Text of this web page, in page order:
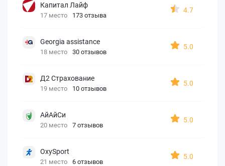
Капитал Лайф
17 место 173 отзыва
4.7
Georgia assistance
18 место 30 отзывов
5.0
Д2 Страхование
19 место 10 отзывов
5.0
АйАйСи
20 место 7 отзывов
5.0
OxySport
21 место 6 отзывов
5.0